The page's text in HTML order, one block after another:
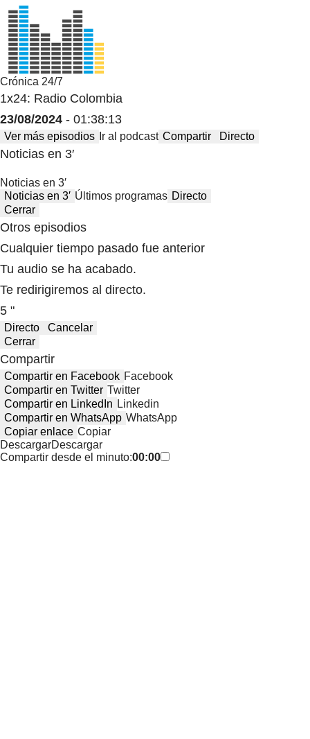
Crónica 24/7
1x24: Radio Colombia
23/08/2024 - 01:38:13
Ver más episodios Ir al podcast Compartir Directo
Noticias en 3′
Noticias en 3′
Noticias en 3′ Últimos programas Directo
Cerrar
Otros episodios
Cualquier tiempo pasado fue anterior
Tu audio se ha acabado.
Te redirigiremos al directo.
5 "
Directo
Cancelar
Cerrar
Compartir
Compartir en Facebook Facebook
Compartir en Twitter Twitter
Compartir en LinkedIn Linkedin
Compartir en WhatsApp WhatsApp
Copiar enlace Copiar
DescargarDescargar
Compartir desde el minuto:00:00